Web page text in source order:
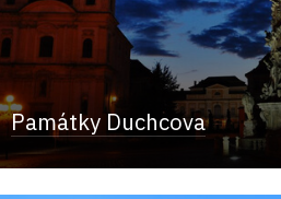
Památky Duchcova